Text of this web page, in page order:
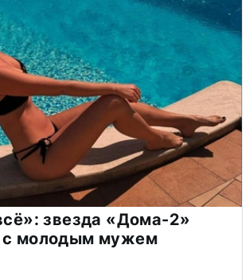
звезда «Дома-2»
с молодым мужем